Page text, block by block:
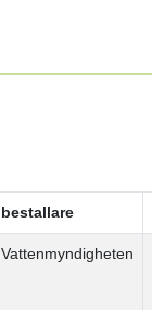
bestallare
Vattenmyndigheten